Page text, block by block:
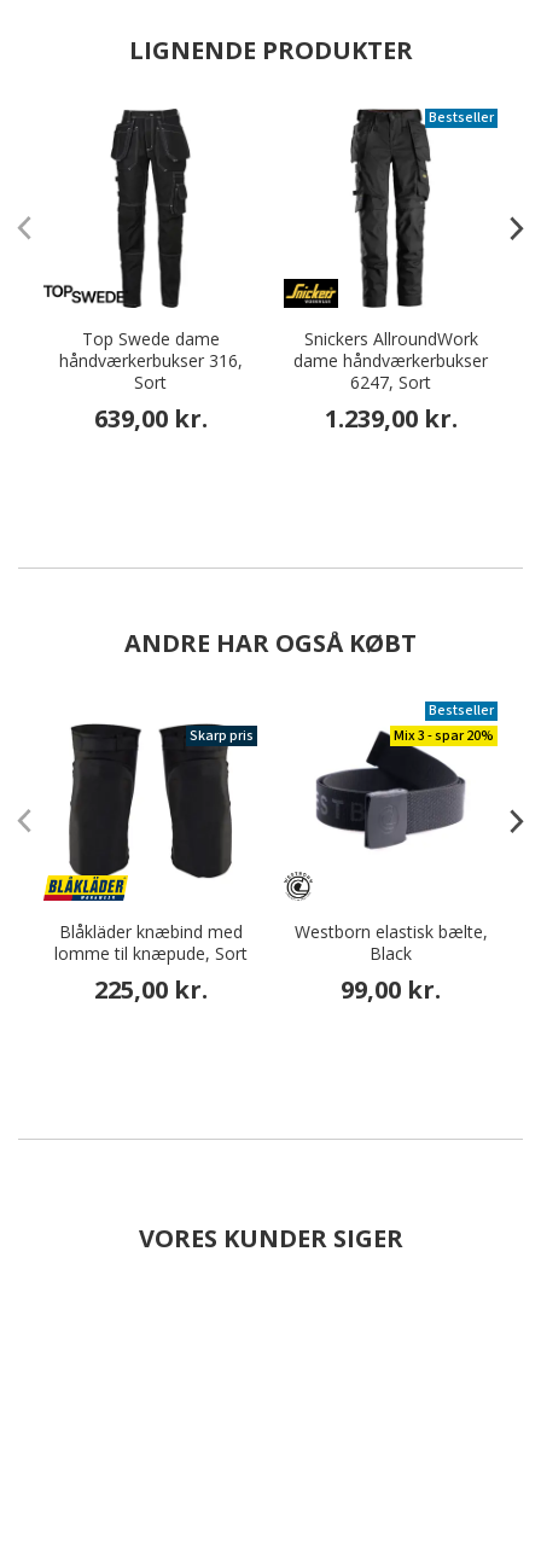
LIGNENDE PRODUKTER
Top Swede dame
håndværkerbukser 316,
Sort
639,00 kr.
Bestseller
Snickers AllroundWork
dame håndværkerbukser
6247, Sort
1.239,00 kr.
ANDRE HAR OGSÅ KØBT
Skarp pris
Blåkläder knæbind med
lomme til knæpude, Sort
225,00 kr.
Bestseller
Mix 3 - spar 20%
Westborn elastisk bælte,
Black
99,00 kr.
VORES KUNDER SIGER